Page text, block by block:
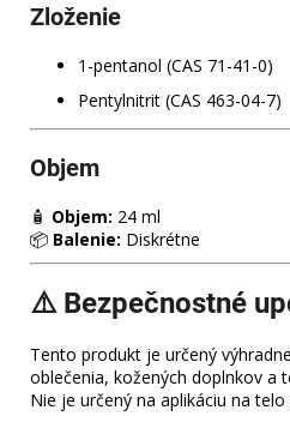
Zloženie
1-pentanol (CAS 71-41-0)
Pentylnitrit (CAS 463-04-7)
Objem
🧴 Objem: 24 ml
📦 Balenie: Diskrétne
⚠️ Bezpečnostné
Tento produkt je určený
oblečenia, kožených doplnkov a
Nie je určený na aplikáciu na telo